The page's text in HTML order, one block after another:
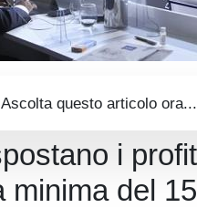
Ascolta questo articolo ora...
i
del